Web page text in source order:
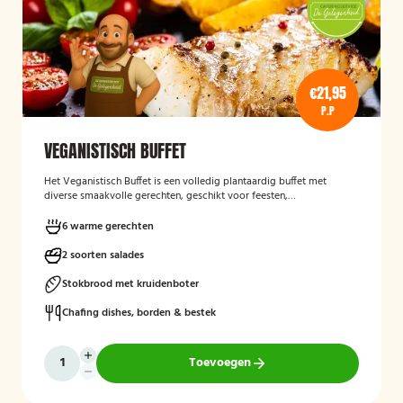
€21,95
P.P
VEGANISTISCH BUFFET
HetVeganistisch Buffet is een volledig plantaardig buffet met
diverse smaakvolle gerechten, geschikt voor feesten,
gevarieerde keuze zonder dierlijke producten en sluit aan bij gasten
die bewust of veganistisch eten.
6 warme gerechten
2 soorten salades
Stokbrood met kruidenboter
Chafing dishes, borden & bestek
Toevoegen